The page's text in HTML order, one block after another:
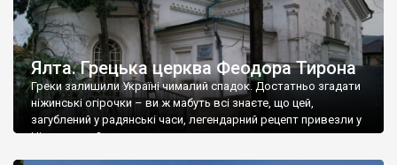
Ялта. Грецька церква Феодора Тирона
Греки залишили Україні чималий спадок. Достатньо згадати
ніжинські огірочки – ви ж мабуть всі знаєте, що цей,
загублений у радянські часи, легендарний рецепт привезли у
Ніжин греки?